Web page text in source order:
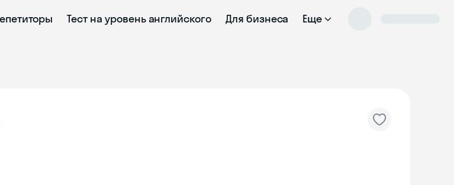
Тест на уровень английского Для бизнеса Еще